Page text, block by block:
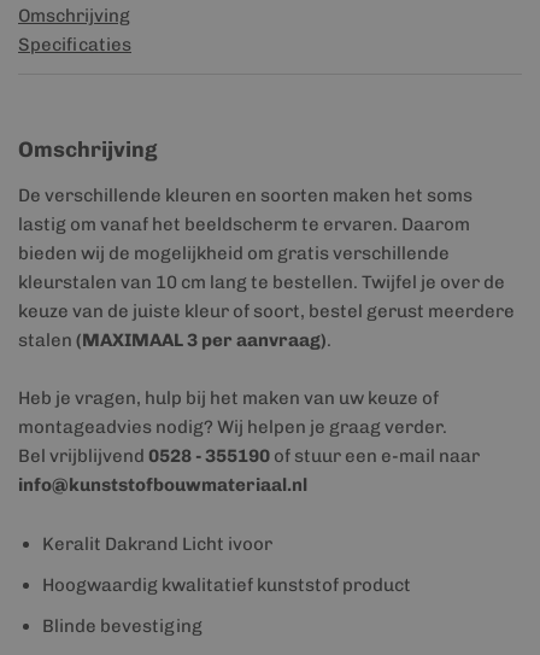
Omschrijving
Specificaties
Omschrijving
De verschillende kleuren en soorten maken het soms
lastig om vanaf het beeldscherm te ervaren. Daarom
bieden wij de mogelijkheid om gratis verschillende
kleurstalen van 10 cm lang te bestellen. Twijfel je over de
keuze van de juiste kleur of soort, bestel gerust meerdere
stalen (MAXIMAAL 3 per aanvraag).
Heb je vragen, hulp bij het maken van uw keuze of
montageadvies nodig? Wij helpen je graag verder.
Bel vrijblijvend 0528 - 355190 of stuur een e-mail naar
info@kunststofbouwmateriaal.nl
Keralit Dakrand Licht ivoor
Hoogwaardig kwalitatief kunststof product
Blinde bevestiging